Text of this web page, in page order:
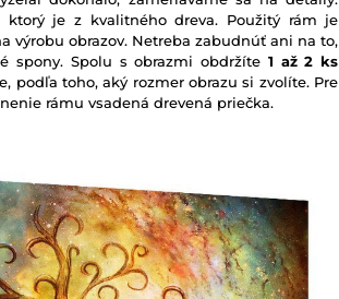
je z kvalitného dreva. Použitý rám je
výrobu obrazov. Netreba zabudnúť ani na to,
spony. Spolu s obrazmi obdržíte 1 až 2 ks
podľa toho, aký rozmer obrazu si zvolíte. Pre
rámu vsadená drevená priečka.